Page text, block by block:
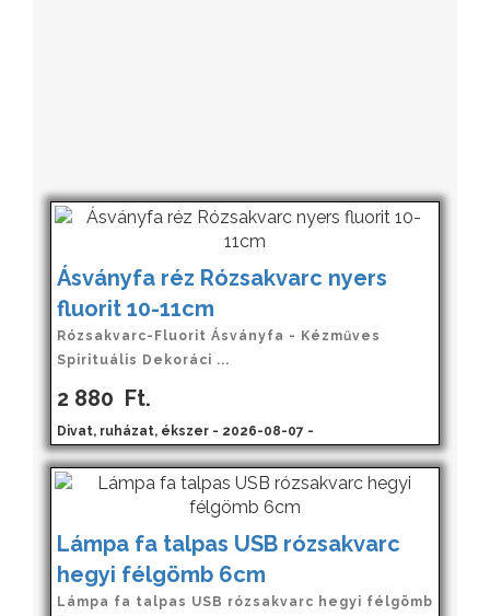
Ásványfa réz Rózsakvarc nyers
fluorit 10-11cm
Rózsakvarc-Fluorit Ásványfa - Kézműves
Spirituális Dekoráci ...
2 880 Ft.
Divat, ruházat, ékszer - 2026-08-07 -
Lámpa fa talpas USB rózsakvarc
hegyi félgömb 6cm
Lámpa fa talpas USB rózsakvarc hegyi félgömb